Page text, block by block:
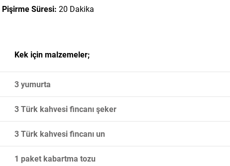
Pişirme Süresi: 20 Dakika
Kek için malzemeler;
3 yumurta
3 Türk kahvesi fincanı şeker
3 Türk kahvesi fincanı un
1 paket kabartma tozu